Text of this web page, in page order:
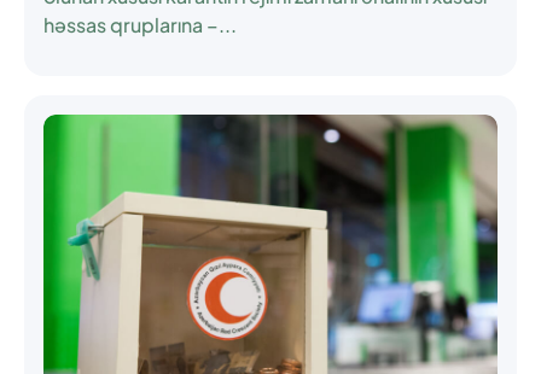
həssas qruplarına –...